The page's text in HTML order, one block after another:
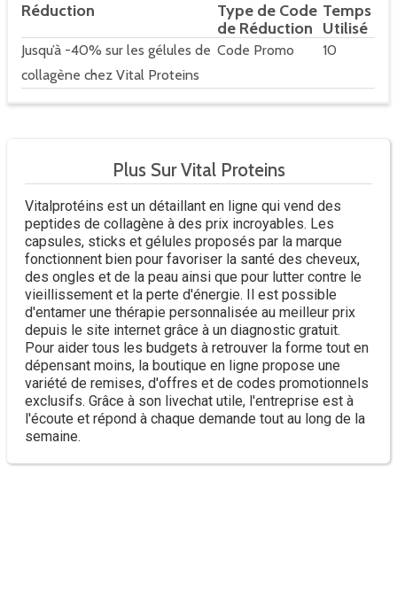
Réduction
Type de Code
de Réduction
Temps
Utilisé
Jusqu’à -40% sur les gélules de
collagène chez Vital Proteins
Code Promo 10
Plus Sur Vital Proteins
Vitalprotéins est un détaillant en ligne qui vend des
peptides de collagène à des prix incroyables. Les
capsules, sticks et gélules proposés par la marque
fonctionnent bien pour favoriser la santé des cheveux,
des ongles et de la peau ainsi que pour lutter contre le
vieillissement et la perte d'énergie. Il est possible
d'entamer une thérapie personnalisée au meilleur prix
depuis le site internet grâce à un diagnostic gratuit.
Pour aider tous les budgets à retrouver la forme tout en
dépensant moins, la boutique en ligne propose une
variété de remises, d'offres et de codes promotionnels
exclusifs. Grâce à son livechat utile, l'entreprise est à
l'écoute et répond à chaque demande tout au long de la
semaine.